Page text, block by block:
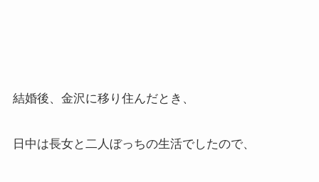
結婚後、金沢に移り住んだとき、
日中は長女と二人ぼっちの生活でしたので、